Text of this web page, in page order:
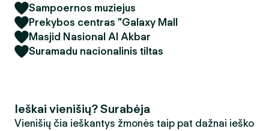
Sampoernos muziejus
Prekybos centras "Galaxy Mall
Masjid Nasional Al Akbar
Suramadu nacionalinis tiltas
Ieškai vienišių? Surabėja
Vienišių čia ieškantys žmonės taip pat dažnai ieško